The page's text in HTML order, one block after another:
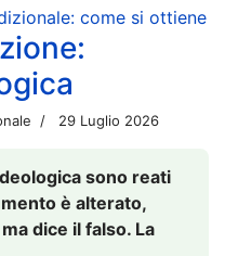
come si ottiene
29 Luglio 2026
sono reati
è alterato,
dice il falso. La